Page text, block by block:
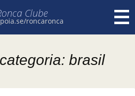
Clube
roncaronca
brasil